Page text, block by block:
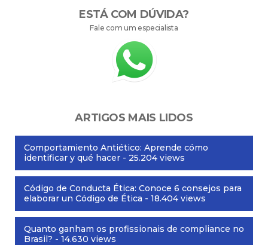
ESTÁ COM DÚVIDA?
Fale com um especialista
ARTIGOS MAIS LIDOS
Comportamiento Antiético: Aprende cómo
identificar y qué hacer - 25.204 views
Código de Conducta Ética: Conoce 6 consejos para
elaborar un Código de Ética - 18.404 views
Quanto ganham os profissionais de compliance no
Brasil? - 14.630 views